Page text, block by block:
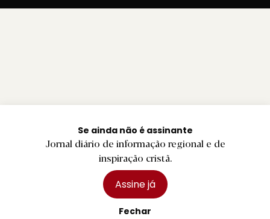
Se ainda não é assinante
Jornal diário de informação regional e de
inspiração cristã.
Assine já
Fechar